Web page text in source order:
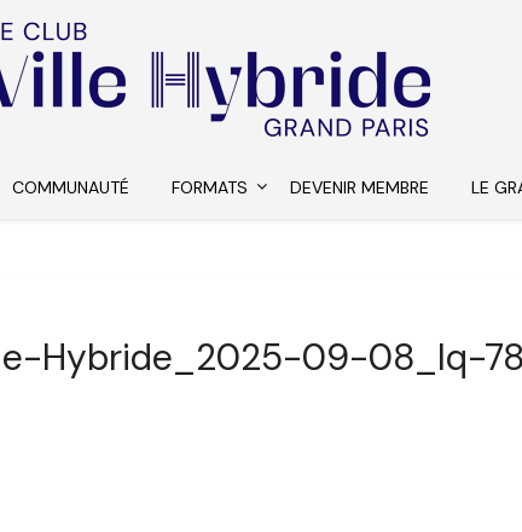
COMMUNAUTÉ FORMATS DEVENIR MEMBRE LE
Hybride_2025-09-08_lq-